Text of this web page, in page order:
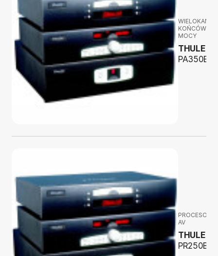
KOŃCÓWKI
MOCY
THULE
PA350B
PROCESORY
AV
THULE
PR250B